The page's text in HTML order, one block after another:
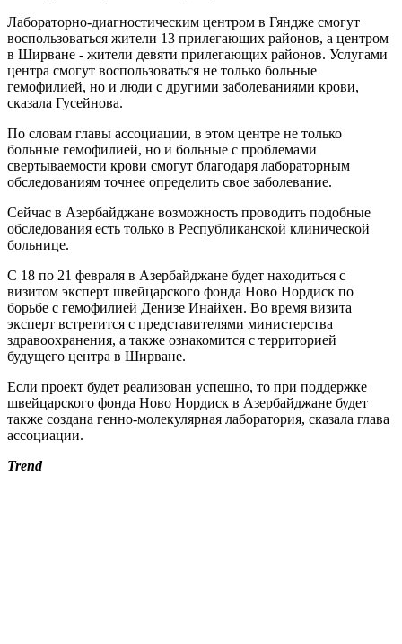
Лабораторно-диагностическим центром в Гяндже смогут
воспользоваться жители 13 прилегающих районов, а центром
в Ширване - жители девяти прилегающих районов. Услугами
центра смогут воспользоваться не только больные
гемофилией, но и люди с другими заболеваниями крови,
сказала Гусейнова.
По словам главы ассоциации, в этом центре не только
больные гемофилией, но и больные с проблемами
свертываемости крови смогут благодаря лабораторным
обследованиям точнее определить свое заболевание.
Сейчас в Азербайджане возможность проводить подобные
обследования есть только в Республиканской клинической
больнице.
С 18 по 21 февраля в Азербайджане будет находиться с
визитом эксперт швейцарского фонда Ново Нордиск по
борьбе с гемофилией Денизе Инайхен. Во время визита
эксперт встретится с представителями министерства
здравоохранения, а также ознакомится с территорией
будущего центра в Ширване.
Если проект будет реализован успешно, то при поддержке
швейцарского фонда Ново Нордиск в Азербайджане будет
также создана генно-молекулярная лаборатория, сказала глава
ассоциации.
Trend